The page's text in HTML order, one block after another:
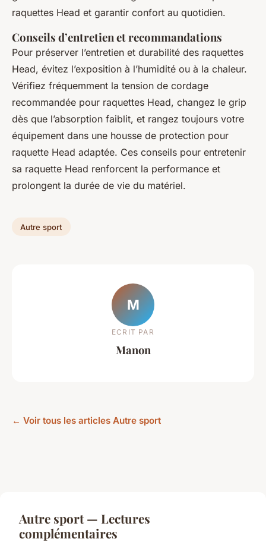
raquettes Head et garantir confort au quotidien.
Conseils d’entretien et recommandations
Pour préserver l’entretien et durabilité des raquettes
Head, évitez l’exposition à l’humidité ou à la chaleur.
Vérifiez fréquemment la tension de cordage
recommandée pour raquettes Head, changez le grip
dès que l’absorption faiblit, et rangez toujours votre
équipement dans une housse de protection pour
raquette Head adaptée. Ces conseils pour entretenir
sa raquette Head renforcent la performance et
prolongent la durée de vie du matériel.
Autre sport
M
ECRIT PAR
Manon
← Voir tous les articles Autre sport
Autre sport — Lectures
complémentaires